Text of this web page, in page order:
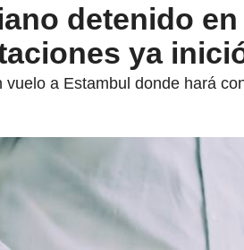
detenido
ya
vuelo a Estambul donde hará